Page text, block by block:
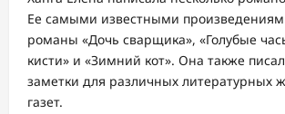
Ее самыми известными
романы «Дочь сварщика», «Голубые
кисти» и «Зимний кот». Она также
заметки для различных литературных
газет.